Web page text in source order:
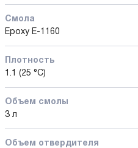
Смола
Epoxy E-1160
Плотность
1.1 (25 °C)
Объем смолы
3 л
Объем отвердителя